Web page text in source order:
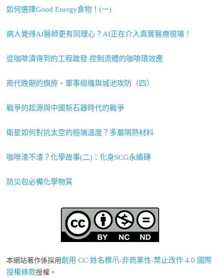
如何選擇Good Energy食物！(一)
病人覺得AI醫師更有同理心？AI正在介入真實醫療現場！
從咖啡漬得到的工程啟發 控制流體的咖啡環效應
商代晚期的旗斿、軍事組織與城池攻防（四）
戰爭的起源與中國新石器時代的戰爭
衛星如何對抗太空的極端溫度？多層隔熱材料
咖啡渣不渣？化學故事(二)：化身SCG永續磚
防災包必備化學物質
本網站著作係採用創用 CC 姓名標示-非商業性-禁止改作 4.0 國際
授權條款授權。